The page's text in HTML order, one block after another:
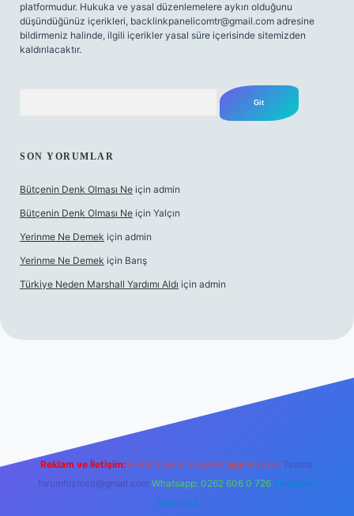
platformudur. Hukuka ve yasal düzenlemelere aykırı olduğunu
düşündüğünüz içerikleri, backlinkpanelicomtr@gmail.com adresine
bildirmeniz halinde, ilgili içerikler yasal süre içerisinde sitemizden
kaldırılacaktır.
SON YORUMLAR
Bütçenin Denk Olması Ne için admin
Bütçenin Denk Olması Ne için Yalçın
Yerinme Ne Demek için admin
Yerinme Ne Demek için Barış
Türkiye Neden Marshall Yardımı Aldı için admin
hiltonbet yeni giriş
Reklam ve İletişim: E-mail: backlinkpaneli@gmail.com Teams:
forumhizmeti@gmail.com Whatsapp: 0262 606 0 726 Telegram:
@karabul